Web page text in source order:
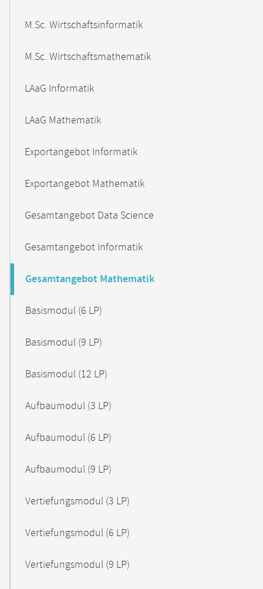
M.Sc. Wirtschaftsinformatik
M.Sc. Wirtschaftsmathematik
LAaG Informatik
LAaG Mathematik
Exportangebot Informatik
Exportangebot Mathematik
Gesamtangebot Data Science
Gesamtangebot Informatik
Gesamtangebot Mathematik
Basismodul (6 LP)
Basismodul (9 LP)
Basismodul (12 LP)
Aufbaumodul (3 LP)
Aufbaumodul (6 LP)
Aufbaumodul (9 LP)
Vertiefungsmodul (3 LP)
Vertiefungsmodul (6 LP)
Vertiefungsmodul (9 LP)